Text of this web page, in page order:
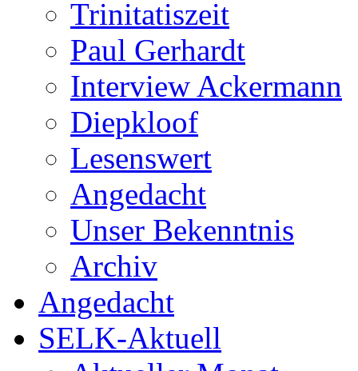
Trinitatiszeit
Paul Gerhardt
Interview Ackermann
Diepkloof
Lesenswert
Angedacht
Unser Bekenntnis
Archiv
Angedacht
SELK-Aktuell